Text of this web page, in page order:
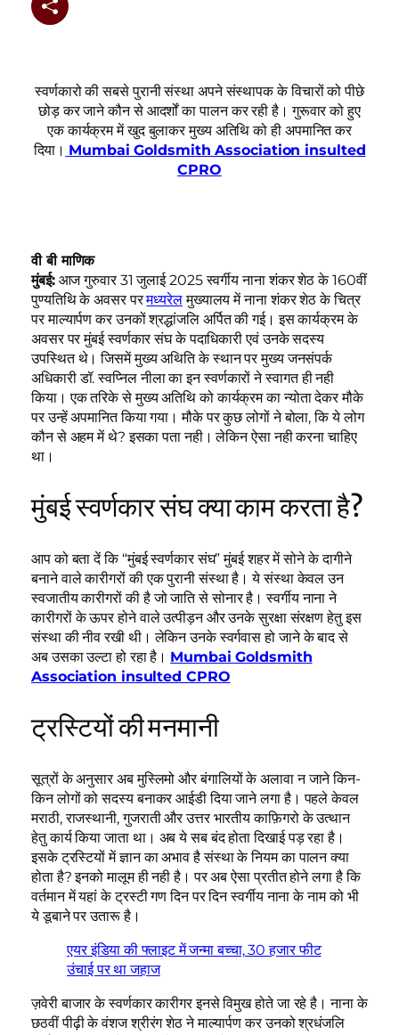
स्वर्णकारो की सबसे पुरानी संस्था अपने संस्थापक के विचारों को पीछे
छोड़ कर जाने कौन से आदर्शों का पालन कर रही है। गुरूवार को हुए
एक कार्यक्रम में खुद बुलाकर मुख्य अतिथि को ही अपमानित कर
दिया। Mumbai Goldsmith Association insulted
CPRO
वी बी माणिक
मुंबई:आज गुरुवार 31 जुलाई 2025 स्वर्गीय नाना शंकर शेठ के 160वीं
पुण्यतिथि के अवसर परमध्यरेलमुख्यालय में नाना शंकर शेठ के चित्र
पर माल्यार्पण कर उनकों श्रद्धांजलि अर्पित की गई। इस कार्यक्रम के
अवसर पर मुंबई स्वर्णकार संघ के पदाधिकारी एवं उनके सदस्य
उपस्थित थे। जिसमें मुख्य अथिति के स्थान पर मुख्य जनसंपर्क
अधिकारी डॉ. स्वप्निल नीला का इन स्वर्णकारों ने स्वागत ही नही
किया। एक तरिके से मुख्य अतिथि को कार्यक्रम का न्योता देकर मौके
पर उन्हें अपमानित किया गया। मौके पर कुछ लोगों ने बोला, कि ये लोग
कौन से अहम में थे? इसका पता नही। लेकिन ऐसा नही करना चाहिए
था।
मुंबई स्वर्णकार संघ क्या काम करता है?
आप को बता दें कि “मुंबई स्वर्णकार संघ” मुंबई शहर में सोने के दागीने
बनाने वाले कारीगरों की एक पुरानी संस्था है। ये संस्था केवल उन
स्वजातीय कारीगरों की है जो जाति से सोनार है। स्वर्गीय नाना ने
कारीगरों के ऊपर होने वाले उत्पीड़न और उनके सुरक्षा संरक्षण हेतु इस
संस्था की नीव रखी थी। लेकिन उनके स्वर्गवास हो जाने के बाद से
अब उसका उल्टा हो रहा है। Mumbai Goldsmith
Association insulted CPRO
ट्रस्टियों की मनमानी
सूत्रों के अनुसार अब मुस्लिमो और बंगालियों के अलावा न जाने किन-
किन लोगों को सदस्य बनाकर आईडी दिया जाने लगा है। पहले केवल
मराठी, राजस्थानी, गुजराती और उत्तर भारतीय काफ़िगरो के उत्थान
हेतु कार्य किया जाता था। अब ये सब बंद होता दिखाई पड़ रहा है।
इसके ट्रस्टियों में ज्ञान का अभाव है संस्था के नियम का पालन क्या
होता है? इनको मालूम ही नही है। पर अब ऐसा प्रतीत होने लगा है कि
वर्तमान में यहां के ट्रस्टी गण दिन पर दिन स्वर्गीय नाना के नाम को भी
ये डूबाने पर उतारू है।
एयर इंडिया की फ्लाइट में जन्मा बच्चा, 30 हजार फीट
उंचाई पर था जहाज
ज़वेरी बाजार के स्वर्णकार कारीगर इनसे विमुख होते जा रहे है। नाना के
छठवीं पीढ़ी के वंशज श्रीरंग शेठ ने माल्यार्पण कर उनको श्रधंजलि